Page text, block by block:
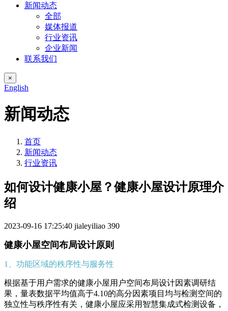
新闻动态
全部
媒体报道
行业资讯
企业新闻
联系我们
×
English
新闻动态
首页
新闻动态
行业资讯
如何设计健康小屋？健康小屋设计原理介
绍
2023-09-16 17:25:40 jialeyiliao 390
健康小屋空间布局设计原则
1、功能区域的秩序性与服务性
根据基于用户需求的健康小屋用户空间布局设计因素调研结
果，量表数据平均值高于4.10的高分因素项目均与检测空间的
独立性与秩序性有关，健康小屋应采用智慧集成式检测设备，